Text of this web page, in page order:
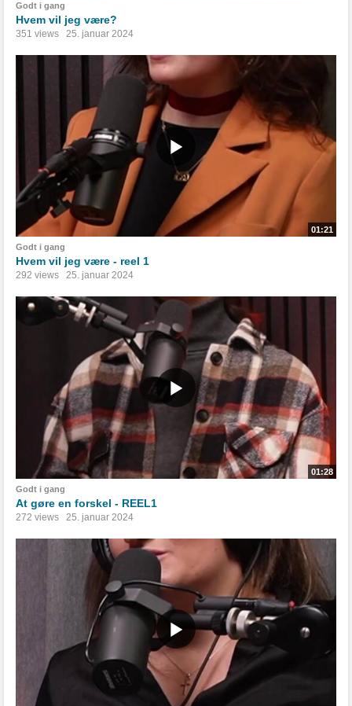
Godt i gang
Hvem vil jeg være?
351 views 25. januar 2024
01:21
Godt i gang
Hvem vil jeg være - reel 1
292 views 25. januar 2024
01:28
Godt i gang
At gøre en forskel - REEL1
272 views 25. januar 2024